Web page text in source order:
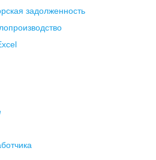
задолженность